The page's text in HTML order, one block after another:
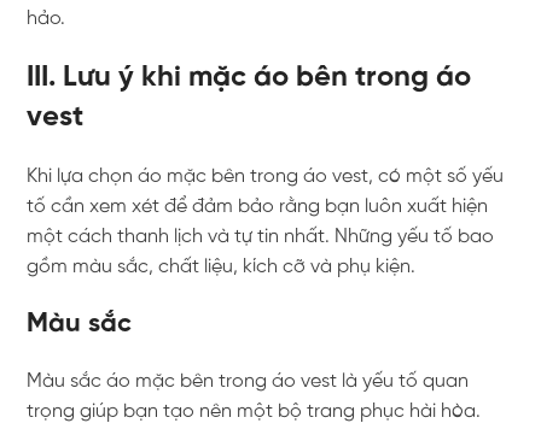
hảo.
III. Lưu ý khi mặc áo bên trong áo
vest
Khi lựa chọn áo mặc bên trong áo vest, có một số yếu
tố cần xem xét để đảm bảo rằng bạn luôn xuất hiện
một cách thanh lịch và tự tin nhất. Những yếu tố bao
gồm màu sắc, chất liệu, kích cỡ và phụ kiện.
Màu sắc
Màu sắc áo mặc bên trong áo vest là yếu tố quan
trọng giúp bạn tạo nên một bộ trang phục hài hòa.